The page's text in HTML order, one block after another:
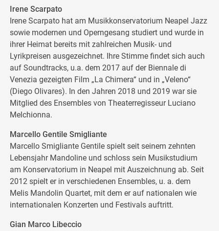
Irene Scarpato
Irene Scarpato hat am Musikkonservatorium Neapel Jazz
sowie modernen und Operngesang studiert und wurde in
ihrer Heimat bereits mit zahlreichen Musik- und
Lyrikpreisen ausgezeichnet. Ihre Stimme findet sich auch
auf Soundtracks, u.a. dem 2017 auf der Biennale di
Venezia gezeigten Film „La Chimera“ und in „Veleno“
(Diego Olivares). In den Jahren 2018 und 2019 war sie
Mitglied des Ensembles von Theaterregisseur Luciano
Melchionna.
Marcello Gentile Smigliante
Marcello Smigliante Gentile spielt seit seinem zehnten
Lebensjahr Mandoline und schloss sein Musikstudium
am Konservatorium in Neapel mit Auszeichnung ab. Seit
2012 spielt er in verschiedenen Ensembles, u. a. dem
Melis Mandolin Quartet, mit dem er auf nationalen wie
internationalen Konzerten und Festivals auftritt.
Gian Marco Libeccio